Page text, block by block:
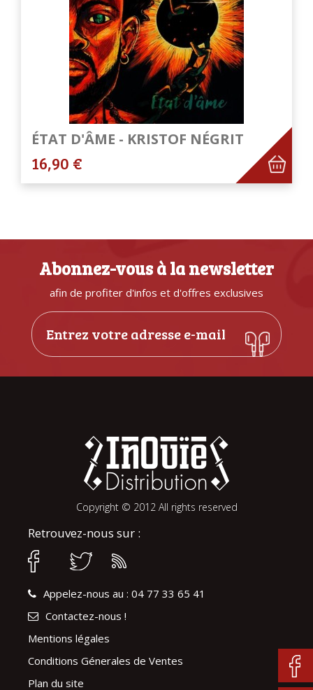
ÉTAT D'ÂME - KRISTOF NÉGRIT
16,90 €
Abonnez-vous à la newsletter
afin de profiter d'infos et d'offres exclusives
Copyright © 2012 All rights reserved
Retrouvez-nous sur :
Appelez-nous au : 04 77 33 65 41
Contactez-nous !
Mentions légales
Conditions Génerales de Ventes
Plan du site